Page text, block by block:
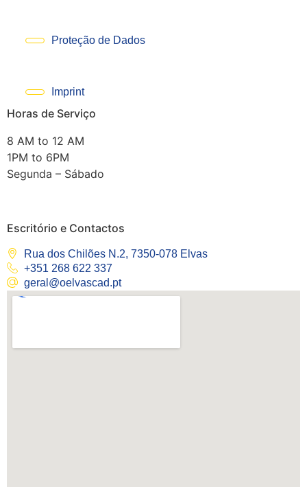
Proteção de Dados
Imprint
Horas de Serviço
8 AM to 12 AM
1PM to 6PM
Segunda – Sábado
Escritório e Contactos
Rua dos Chilões N.2, 7350-078 Elvas
+351 268 622 337
geral@oelvascad.pt